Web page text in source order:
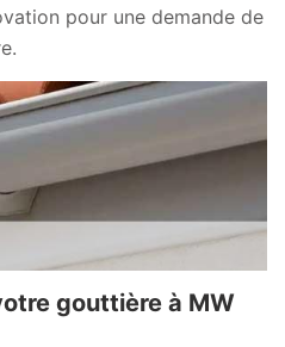
pour une demande de
gouttière à MW